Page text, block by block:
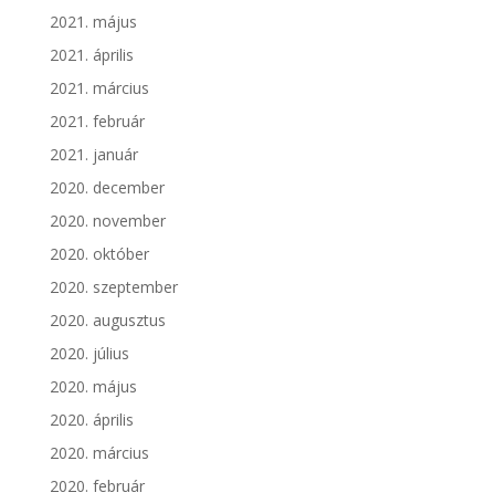
2021. május
2021. április
2021. március
2021. február
2021. január
2020. december
2020. november
2020. október
2020. szeptember
2020. augusztus
2020. július
2020. május
2020. április
2020. március
2020. február